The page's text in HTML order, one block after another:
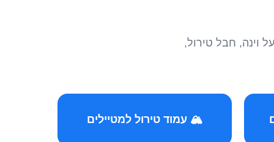
וינה, חבל טירול,
🏔️ עמוד טירול למטיילים